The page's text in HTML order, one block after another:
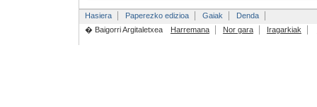
Hasiera Paperezko edizioa Gaiak
Denda
� Baigorri Argitaletxea
Harremana Nor gara Iragarkiak